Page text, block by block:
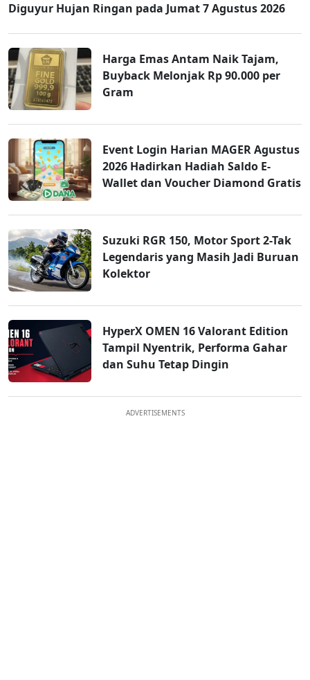
Diguyur Hujan Ringan pada Jumat 7 Agustus 2026
Harga Emas Antam Naik Tajam,
Buyback Melonjak Rp 90.000 per
Gram
Event Login Harian MAGER Agustus
2026 Hadirkan Hadiah Saldo E-
Wallet dan Voucher Diamond Gratis
Suzuki RGR 150, Motor Sport 2-Tak
Legendaris yang Masih Jadi Buruan
Kolektor
HyperX OMEN 16 Valorant Edition
Tampil Nyentrik, Performa Gahar
dan Suhu Tetap Dingin
ADVERTISEMENTS